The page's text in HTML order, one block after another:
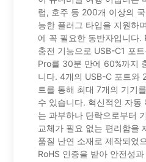
말레이시아
럽, 호주 등 200개 이상의
능한 플러그 타입을 지원하
에 꼭 필요한 동반자입니다.
충전 기능으로 USB-C1 포
Pro를 30분 만에 60%까지
니다. 4개의 USB-C 포트와
트를 통해 최대 7개의 기기
수 있습니다. 혁신적인 자동
는 과부하나 단락으로부터
교체가 필요 없는 편리함을
품질 난연 소재로 제작되었
RoHS 인증을 받아 안전성